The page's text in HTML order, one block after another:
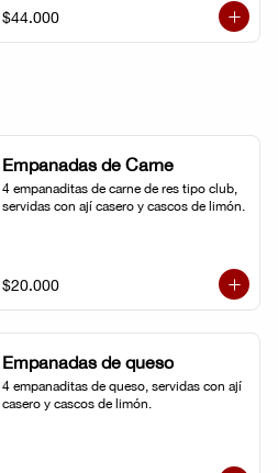
famoso chili con carne al lado.
Acompañada de papa chip o papa
francesa y gaseosa o agua.
$44.000
Empanadas de Carne
4 empanaditas de carne de res tipo club,
servidas con ají casero y cascos de limón.
$20.000
Empanadas de queso
4 empanaditas de queso, servidas con ají
casero y cascos de limón.